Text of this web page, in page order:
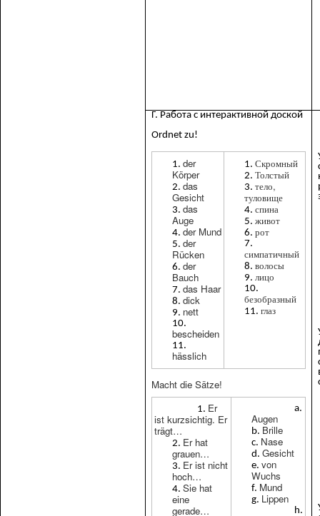
Г. Работа с интерактивной доской
Ordnet zu!
der
Körper
das
Gesicht
das
Auge
der Mund
der
Rücken
der
Bauch
das Haar
dick
nett
bescheiden
hässlich
Скромный
Толстый
тело,
туловище
спина
живот
рот
симпатичный
волосы
лицо
безобразный
глаз
Macht die Sätze!
Er
ist kurzsichtig. Er
trägt…
Er hat
grauen…
Er ist nicht
hoch…
Sie hat
eine
gerade…
Augen
Brille
Nase
Gesicht
von
Wuchs
Mund
Lippen